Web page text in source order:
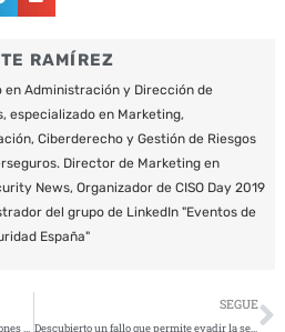
RAMÍREZ
en Administración y Dirección de
especializado en Marketing,
Ciberderecho y Gestión de Riesgos
Director de Marketing en
News, Organizador de CISO Day 2019
del grupo de LinkedIn "Eventos de
España"
El cibercrimen cuesta casi 600.000 millones de dólares a la economía mundial
SEGUE
Descubierto un fallo que permite evadir la seguridad de la contraseña maestra de Firefox y Thunderbird